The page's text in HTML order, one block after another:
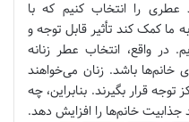
عطری را انتخاب کنیم که با
کمک کند تأثیر قابل توجه و
در واقع، انتخاب عطر زنانه
خانم‌ها باشد. زنان می‌خواهند
قرار بگیرند. بنابراین، چه
خانم‌ها را افزایش دهد.